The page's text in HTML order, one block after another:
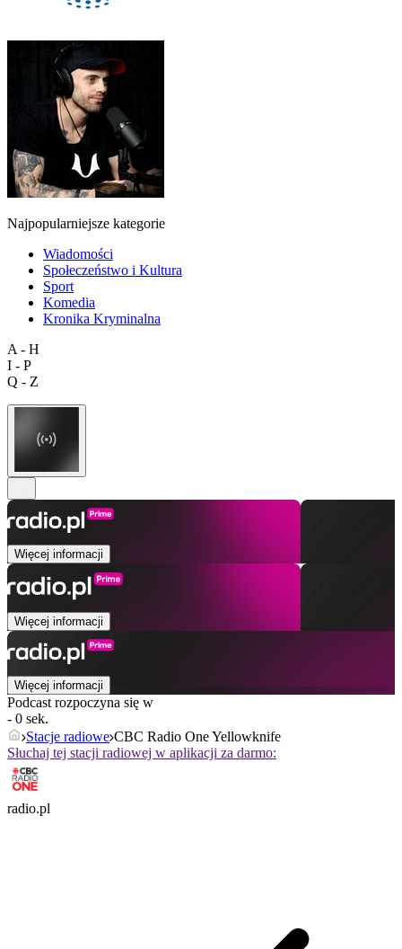
Najpopularniejsze kategorie
Wiadomości
Społeczeństwo i Kultura
Sport
Komedia
Kronika Kryminalna
A - H
I - P
Q - Z
Więcej informacji
Więcej informacji
Więcej informacji
Podcast rozpoczyna się w
- 0 sek.
Stacje radiowe CBC Radio One Yellowknife
Słuchaj tej stacji radiowej w aplikacji za darmo:
radio.pl